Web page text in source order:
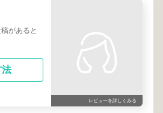
があると
法
レビューを詳しくみる